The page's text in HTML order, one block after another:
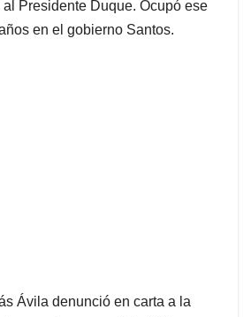
Presidente Duque. Ocupó ese
en el gobierno Santos.
Ávila denunció en carta a la